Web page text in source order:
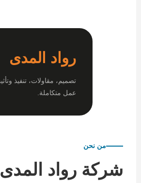
رواد المدى
تصميم، مقاولات، تنفيذ
عمل متكاملة.
من نحن
شركة رواد المدى